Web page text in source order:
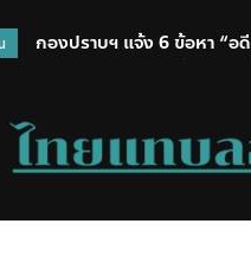
กองปราบฯ แจ้ง 6 ข้อหา “